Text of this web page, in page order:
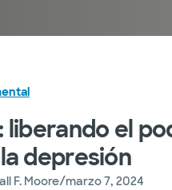
el
depresión
F. Moore/marzo 7, 2024